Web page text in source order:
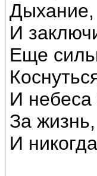
Дыхание,
И
Еще
И небеса
За
И